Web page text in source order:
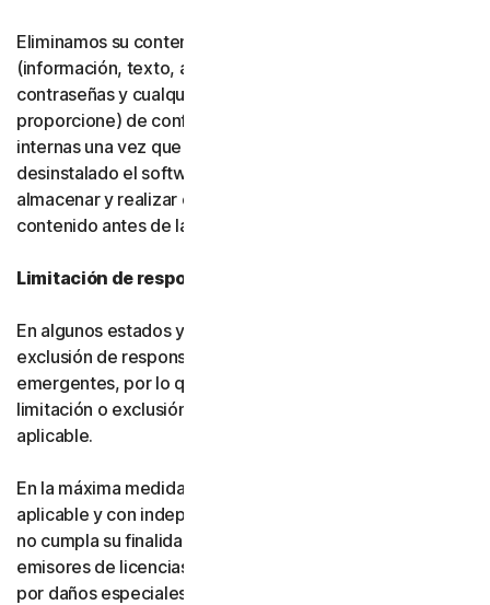
Eliminamos su contenido almacenado o respaldado
(información, texto, archivos, vínculos, imágenes,
contraseñas y cualquier otro material que nos
proporcione) de conformidad con nuestras políticas
internas una vez que usted haya eliminado o
desinstalado el software. Usted es responsable de
almacenar y realizar copias de seguridad de su
contenido antes de la terminación.
Limitación de responsabilidad
En algunos estados y países no se permite la limitación o
exclusión de responsabilidad por daños fortuitos o
emergentes, por lo que es posible que, en su caso, la
limitación o exclusión establecida a continuación no sea
aplicable.
En la máxima medida permitida por la legislación
aplicable y con independencia de que cualquier recurso
no cumpla su finalidad esencial, ni Gen ni nuestros
emisores de licencias serán responsables frente a usted
por daños especiales, consecuentes, indirectos o